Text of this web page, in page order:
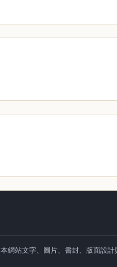
本網站文字、圖片、書封、版面設